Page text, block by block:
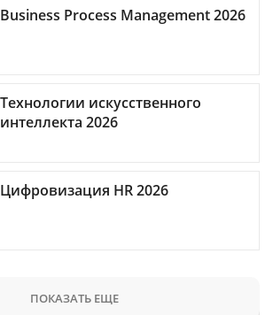
Business Process Management 2026
Технологии искусственного
интеллекта 2026
Цифровизация HR 2026
ПОКАЗАТЬ ЕЩЕ